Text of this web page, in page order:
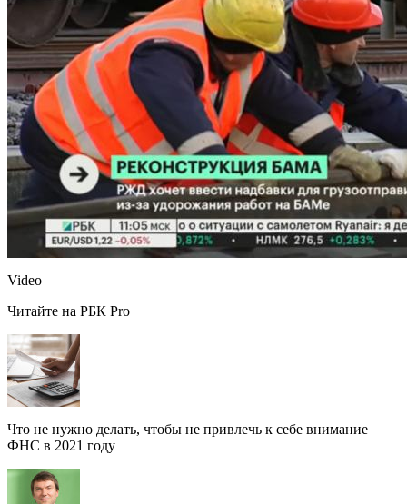
Video
Читайте на РБК Pro
Что не нужно делать, чтобы не привлечь к себе внимание
ФНС в 2021 году